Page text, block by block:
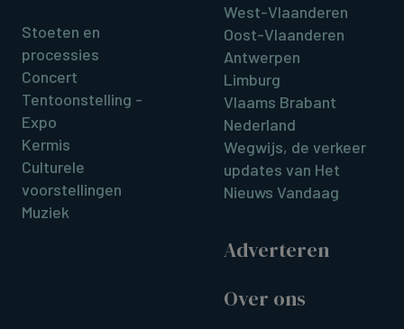
Stoeten en
processies
Concert
Tentoonstelling -
Expo
Kermis
Culturele
voorstellingen
Muziek
West-Vlaanderen
Oost-Vlaanderen
Antwerpen
Limburg
Vlaams Brabant
Nederland
Wegwijs, de verkeer
updates van Het
Nieuws Vandaag
Adverteren
Over ons